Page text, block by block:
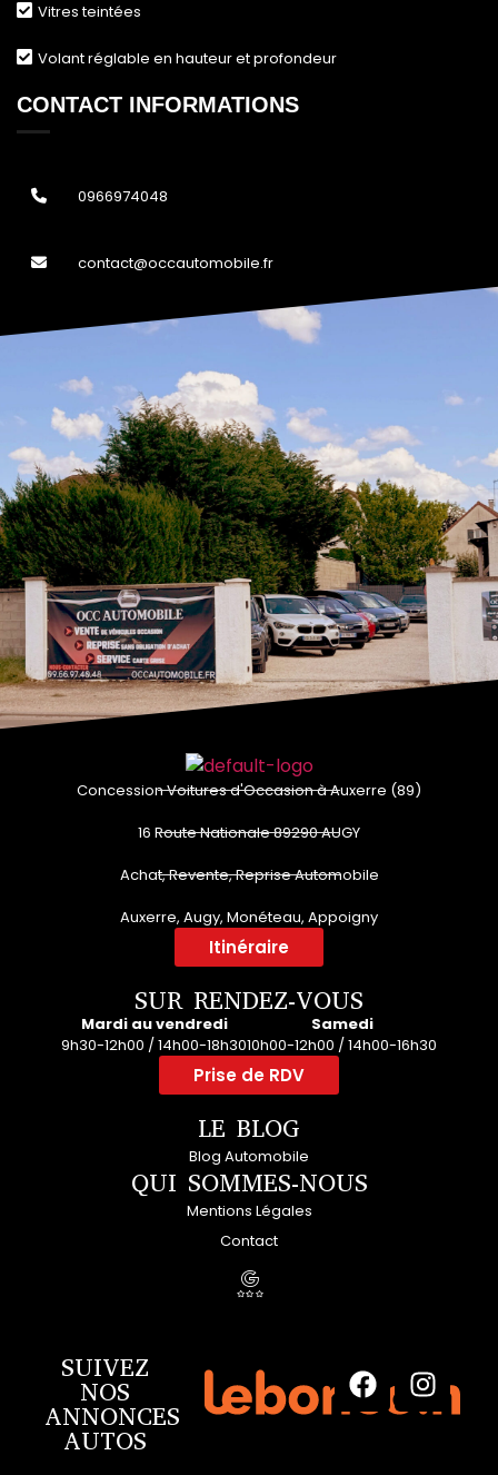
Vitres teintées
Volant réglable en hauteur et profondeur
CONTACT INFORMATIONS
0966974048
contact@occautomobile.fr
Concession Voitures d'Occasion à Auxerre (89)
16 Route Nationale 89290 AUGY
Achat, Revente, Reprise Automobile
Auxerre, Augy, Monéteau, Appoigny
Itinéraire
SUR RENDEZ-VOUS
Mardi au vendredi
9h30-12h00 / 14h00-18h30
Samedi
10h00-12h00 / 14h00-16h30
Prise de RDV
LE BLOG
Blog Automobile
QUI SOMMES-NOUS
Mentions Légales
Contact
SUIVEZ
NOS
ANNONCES
AUTOS